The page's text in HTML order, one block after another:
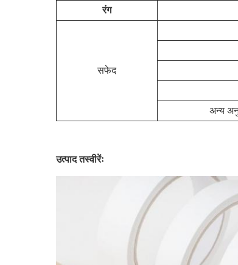
रंग
सफेद
अन्य
उत्पाद तस्वीरेंः